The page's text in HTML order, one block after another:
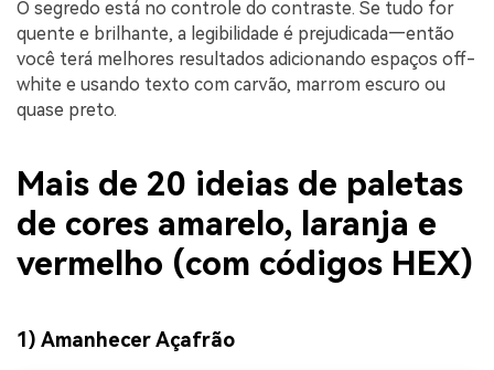
O segredo está no controle do contraste. Se tudo for
quente e brilhante, a legibilidade é prejudicada—então
você terá melhores resultados adicionando espaços off-
white e usando texto com carvão, marrom escuro ou
quase preto.
Mais de 20 ideias de paletas
de cores amarelo, laranja e
vermelho (com códigos HEX)
1) Amanhecer Açafrão